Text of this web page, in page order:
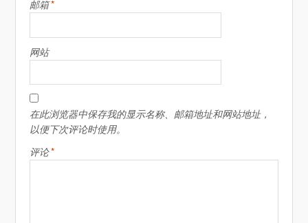
邮箱*
网站
在此浏览器中保存我的显示名称、邮箱地址和网站地址，
以便下次评论时使用。
评论*